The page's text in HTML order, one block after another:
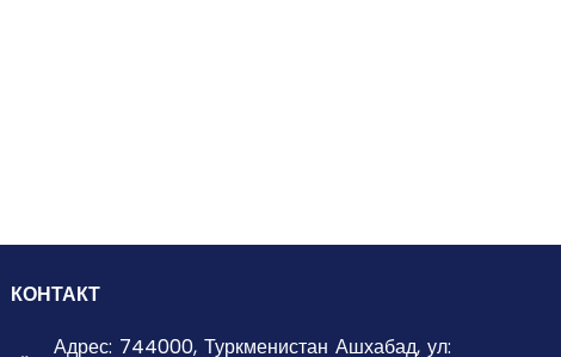
КОНТАКТ
Адрес: 744000, Туркменистан Ашхабад, ул: